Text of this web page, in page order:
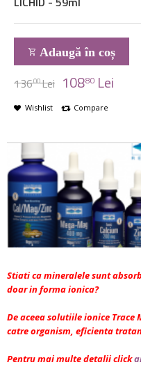
Adaugă în coș
13600Lei 10880 Lei
Wishlist Compare
Stiati ca mineralele sunt
doar in forma ionica?
De aceea solutiile ionice
catre organism, eficienta
Pentru mai multe detalii click